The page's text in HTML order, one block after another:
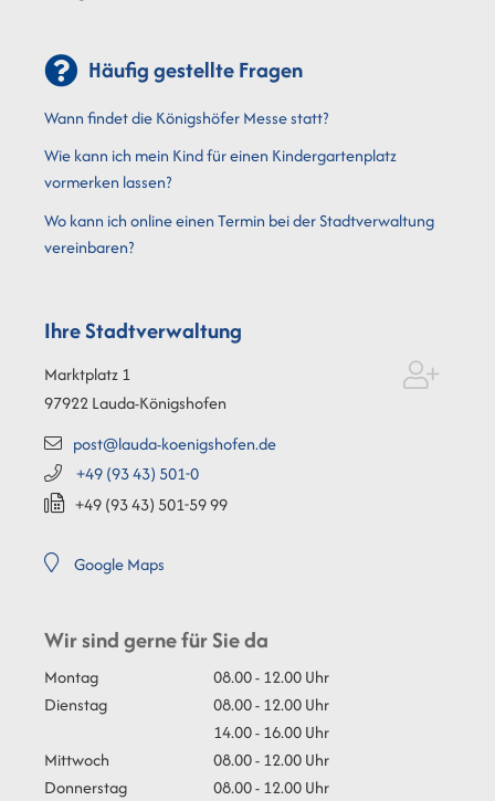
Häufig gestellte Fragen
Wann findet die Königshöfer Messe statt?
Wie kann ich mein Kind für einen Kindergartenplatz
vormerken lassen?
Wo kann ich online einen Termin bei der Stadtverwaltung
vereinbaren?
Ihre Stadtverwaltung
Marktplatz 1
97922Lauda-Königshofen
post@lauda-koenigshofen.de
+49 (9343) 501-0
+49 (9343) 501-5999
Google Maps
Wir sind gerne für Sie da
Montag
08.00 - 12.00 Uhr
Dienstag
08.00 - 12.00 Uhr
14.00 - 16.00 Uhr
Mittwoch
08.00 - 12.00 Uhr
Donnerstag
08.00 - 12.00 Uhr